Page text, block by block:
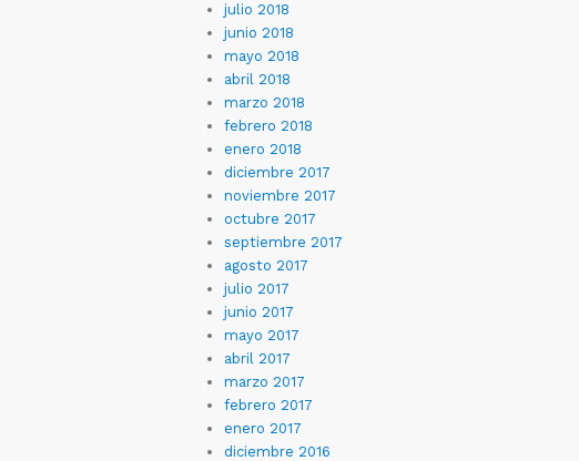
julio 2018
junio 2018
mayo 2018
abril 2018
marzo 2018
febrero 2018
enero 2018
diciembre 2017
noviembre 2017
octubre 2017
septiembre 2017
agosto 2017
julio 2017
junio 2017
mayo 2017
abril 2017
marzo 2017
febrero 2017
enero 2017
diciembre 2016